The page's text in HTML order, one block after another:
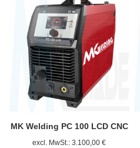
MK Welding PC 100 LCD CNC
excl. MwSt.: 3.100,00 €